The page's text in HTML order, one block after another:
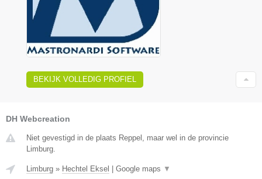
BEKIJK VOLLEDIG PROFIEL
DH Webcreation
Niet gevestigd in de plaats Reppel, maar wel in de provincie
Limburg.
Limburg » Hechtel Eksel Google maps ▼